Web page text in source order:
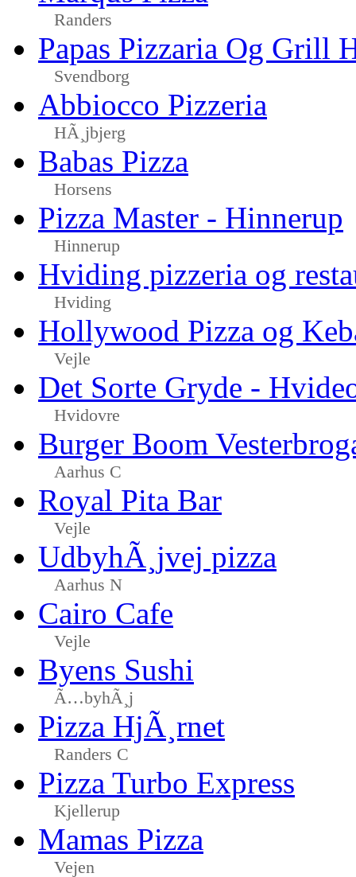
Randers
Papas Pizzaria Og Grill
Svendborg
Abbiocco Pizzeria
HÃ¸jbjerg
Babas Pizza
Horsens
Pizza Master - Hinnerup
Hinnerup
Hviding pizzeria og
Hviding
Hollywood Pizza og
Vejle
Det Sorte Gryde -
Hvidovre
Burger Boom
Aarhus C
Royal Pita Bar
Vejle
UdbyhÃ¸jvej pizza
Aarhus N
Cairo Cafe
Vejle
Byens Sushi
Ã…byhÃ¸j
Pizza HjÃ¸rnet
Randers C
Pizza Turbo Express
Kjellerup
Mamas Pizza
Vejen